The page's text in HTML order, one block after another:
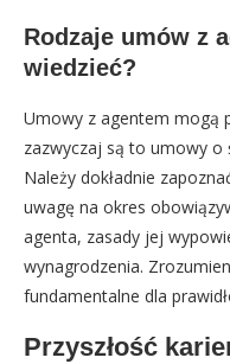
Rodzaje umów z
wiedzieć?
Umowy z agentem mogą
zazwyczaj są to umowy o
Należy dokładnie
uwagę na okres
agenta, zasady jej
wynagrodzenia.
fundamentalne dla
Przyszłość